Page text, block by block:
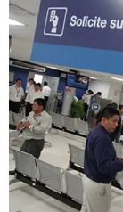
Image
2025-
02-
10
at
12.39.44
PM.jpeg